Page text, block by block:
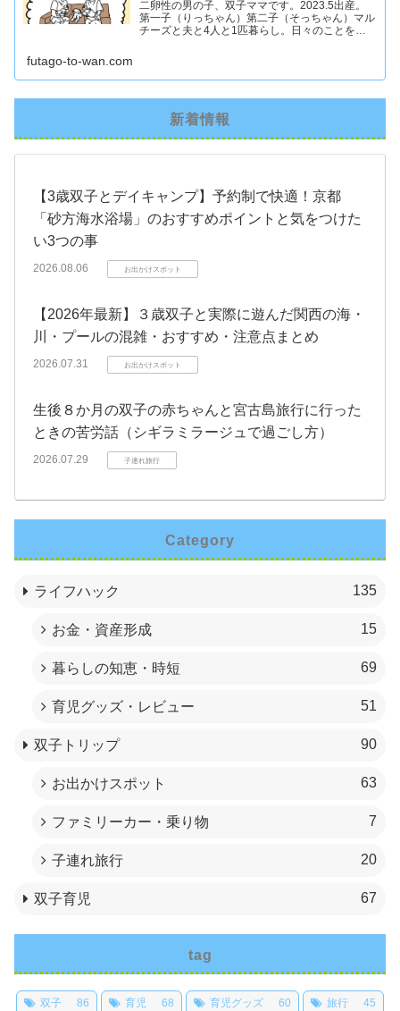
二卵性の男の子、双子ママです。2023.5出産。
第一子（りっちゃん）第二子（そっちゃん）マル
チーズと夫と4人と1匹暮らし。日々のことを忘
futago-to-wan.com
新着情報
【3歳双子とデイキャンプ】予約制で快適！京都
「砂方海水浴場」のおすすめポイントと気をつけた
い3つの事
2026.08.06 お出かけスポット
【2026年最新】３歳双子と実際に遊んだ関西の海・
川・プールの混雑・おすすめ・注意点まとめ
2026.07.31 お出かけスポット
生後８か月の双子の赤ちゃんと宮古島旅行に行った
ときの苦労話（シギラミラージュで過ごし方）
2026.07.29 子連れ旅行
Category
ライフハック 135
お金・資産形成 15
暮らしの知恵・時短 69
育児グッズ・レビュー 51
双子トリップ 90
お出かけスポット 63
ファミリーカー・乗り物 7
子連れ旅行 20
双子育児 67
tag
双子 86 育児 68 育児グッズ 60 旅行 45